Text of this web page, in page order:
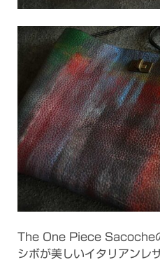
The One Piece Sacoche
シボが美しいイタリアンレ